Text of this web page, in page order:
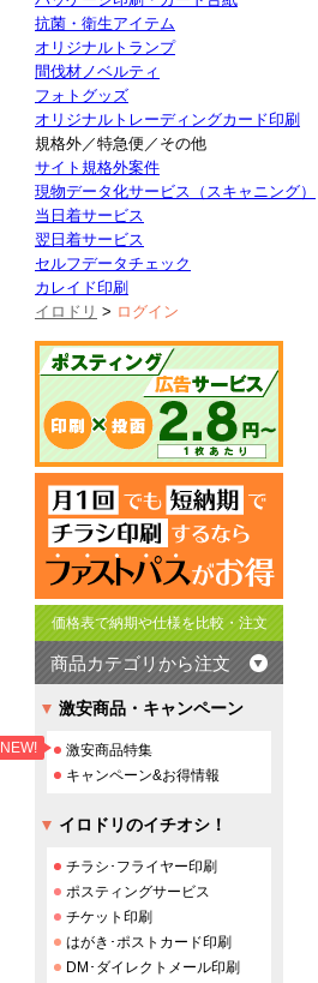
抗菌・衛生アイテム
オリジナルトランプ
間伐材ノベルティ
フォトグッズ
オリジナルトレーディングカード印刷
規格外／特急便／その他
サイト規格外案件
現物データ化サービス（スキャニング）
当日着サービス
翌日着サービス
セルフデータチェック
カレイド印刷
イロドリ > ログイン
価格表で納期や仕様を比較・注文
商品カテゴリから注文
激安商品・キャンペーン
NEW!
激安商品特集
キャンペーン&お得情報
イロドリのイチオシ！
チラシ･フライヤー印刷
ポスティングサービス
チケット印刷
はがき･ポストカード印刷
DM･ダイレクトメール印刷